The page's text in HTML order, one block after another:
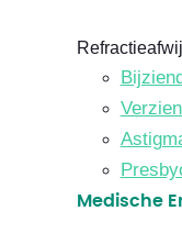
Medische